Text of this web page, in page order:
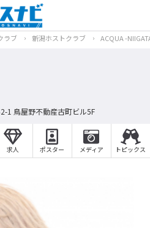
ラブ 新潟ホストクラブ ACQUA -
1 鳥屋野不動産古町ビル5F
求人 ポスター メディア トピックス